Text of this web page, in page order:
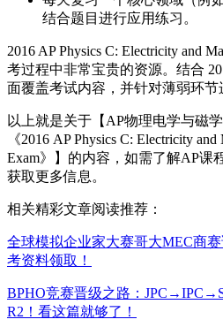
结合题目进行应用练习。
2016 AP Physics C: Electricity and
考过程中非常宝贵的资源。结合
面覆盖考试内容，并针对薄弱环节
以上就是关于【AP物理电学与磁
《2016 AP Physics C: Electricity and
Exam》】的内容，如需了解AP课
获取更多信息。
相关精彩文章阅读推荐：
全球模拟企业家大赛哥大MEC商
考资料领取！
BPHO竞赛晋级之路：
R2！看这篇就够了！